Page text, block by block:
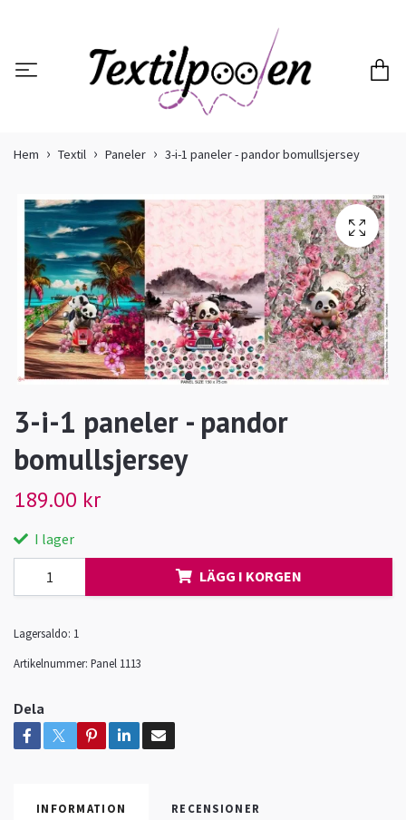
Hem Textil Paneler 3-i-1 paneler - pandor bomullsjersey
3-i-1 paneler - pandor
bomullsjersey
189.00 kr
I lager
LÄGG I KORGEN
Lagersaldo: 1
Artikelnummer: Panel 1113
Dela
INFORMATION RECENSIONER